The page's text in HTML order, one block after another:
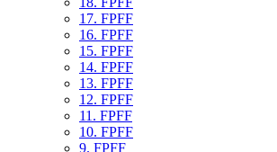
17. FPFF
16. FPFF
15. FPFF
14. FPFF
13. FPFF
12. FPFF
11. FPFF
10. FPFF
9. FPFF